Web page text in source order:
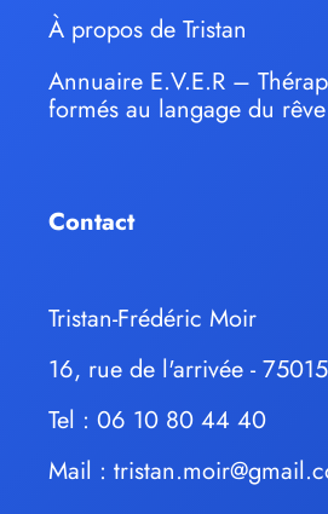
À propos de Tristan
Annuaire E.V.E.R –
formés au langage du rêve
Contact
Tristan-Frédéric Moir
16, rue de l'arrivée -
Tel : 06 10 80 44 40
Mail :